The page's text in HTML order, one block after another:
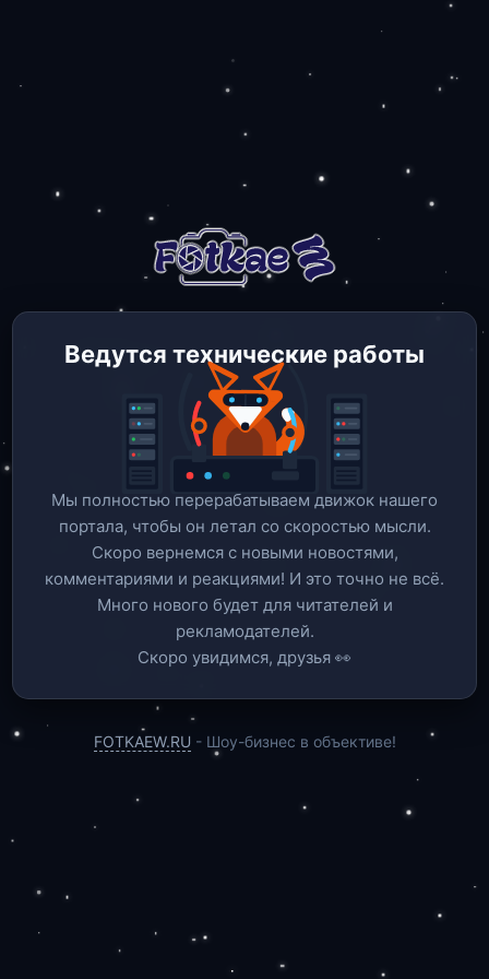
Ведутся технические работы
Мы полностью перерабатываем движок нашего
портала, чтобы он летал со скоростью мысли.
Скоро вернемся c новыми новостями,
комментариями и реакциями! И это точно не всё.
Много нового будет для читателей и
рекламодателей.
Скоро увидимся, друзья 👀
FOTKAEW.RU - Шоу-бизнес в объективе!